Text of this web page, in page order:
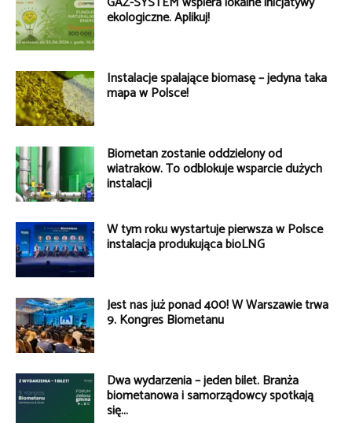
ekologiczne. Aplikuj!
Instalacje spalające biomasę – jedyna taka
mapa w Polsce!
Biometan zostanie oddzielony od
wiatraków. To odblokuje wsparcie dużych
instalacji
W tym roku wystartuje pierwsza w Polsce
instalacja produkująca bioLNG
Jest nas już ponad 400! W Warszawie trwa
9. Kongres Biometanu
Dwa wydarzenia – jeden bilet. Branża
biometanowa i samorządowcy spotkają
się...